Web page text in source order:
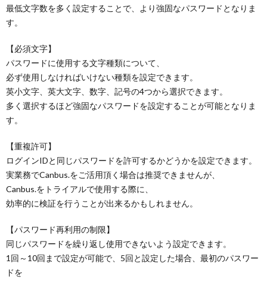
最低文字数を多く設定することで、より強固なパスワードとなりま
す。
【必須文字】
パスワードに使用する文字種類について、
必ず使用しなければいけない種類を設定できます。
英小文字、英大文字、数字、記号の4つから選択できます。
多く選択するほど強固なパスワードを設定することが可能となりま
す。
【重複許可】
ログインIDと同じパスワードを許可するかどうかを設定できます。
実業務でCanbus.をご活用頂く場合は推奨できませんが、
Canbus.をトライアルで使用する際に、
効率的に検証を行うことが出来るかもしれません。
【パスワード再利用の制限】
同じパスワードを繰り返し使用できないよう設定できます。
1回～10回まで設定が可能で、5回と設定した場合、最初のパスワー
ドを